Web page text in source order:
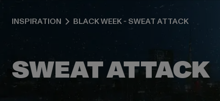
INSPIRATION BLACK WEEK - SWEAT ATTACK